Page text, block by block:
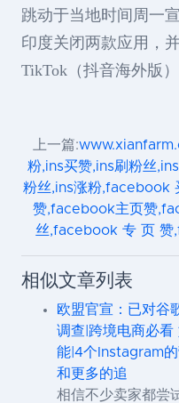
跳动于当地时间周一
印度关闭两款应用，
TikTok（抖音海外版
上一篇:
粉,ins买赞,ins刷粉丝
粉丝,ins涨粉,facebook
赞,facebook主页赞
丝,facebook 专 页 赞
相似文章列表
欧盟官宣：已对谷
调查|跨境电商必
能|4个Instagram
和更多的追
相信不少卖家都尝